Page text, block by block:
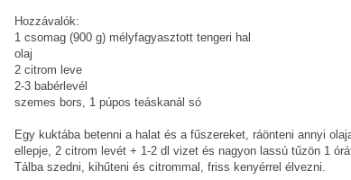
Hozzávalók:
1 csomag (900 g) mélyfagyasztott tengeri hal
olaj
2 citrom leve
2-3 babérlevél
szemes bors, 1 púpos teáskanál só
Egy kuktába betenni a halat és a fűszereket, ráönteni annyi
ellepje, 2 citrom levét + 1-2 dl vizet és nagyon lassú tűzön 1
Tálba szedni, kihűteni és citrommal, friss kenyérrel élvezni.